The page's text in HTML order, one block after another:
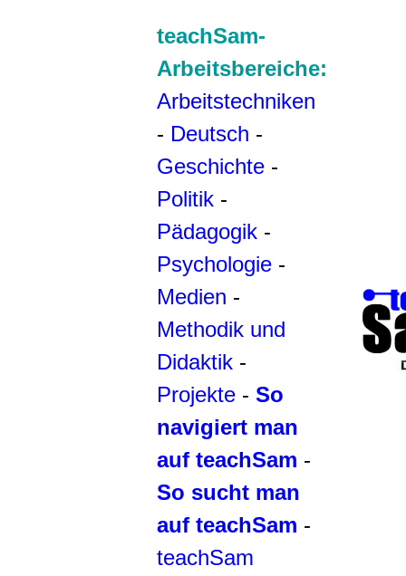
teachSam-
Arbeitsbereiche:
Arbeitstechniken
- Deutsch -
Geschichte -
Politik -
Pädagogik -
Psychologie -
Medien -
Methodik und
Didaktik -
Projekte - So
navigiert man
auf teachSam -
So sucht man
auf teachSam -
teachSam